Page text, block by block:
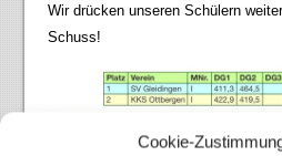
Cookie-
Wir drücken unseren Schülern
Schuss!